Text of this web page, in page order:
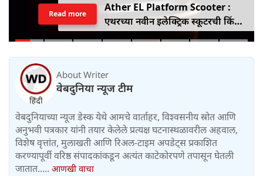
Ather EL Platform Scooter :
एथरच्या नवीन इलेक्ट्रिक स्कूटरची किंमत
जाहीर, जाणून घ्या कोनार्कमध्ये कोणती
Read more
About Writer
वेबदुनिया न्यूज टीम
वेबदुनियाच्या न्यूज डेस्क येथे आमचे वार्ताहर, विश्वसनीय स्रोत आणि
अनुभवी पत्रकार यांनी तयार केलेले प्रत्यक्ष घटनास्थळावरील अहवाल,
विशेष वृत्तांत, मुलाखती आणि रिअल-टाइम अपडेट्स प्रकाशित
करण्यापूर्वी वरिष्ठ संपादकांकडून अत्यंत काटेकोरपणे तपासून घेतली
जातात..... आणखी वाचा